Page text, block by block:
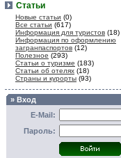
Статьи
Новые статьи (0)
Все статьи (617)
Информация для туристов (18)
Информация по оформлению
загранпаспортов (12)
Полезное (293)
Статьи о туризме (183)
Статьи об отелях (18)
Страны и курорты (93)
» Вход
E-Mail:
Пароль: